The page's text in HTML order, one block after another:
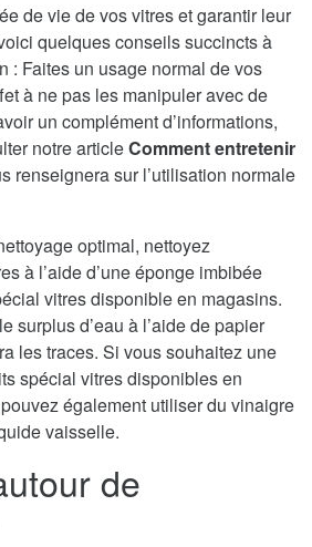
de vie de vos vitres et garantir leur
quelques conseils succincts à
: Faites un usage normal de vos
à ne pas les manipuler avec de
un complément d’informations,
notre articleComment entretenir
renseignera sur l’utilisation normale
optimal, nettoyez
à l’aide d’une éponge imbibée
vitres disponible en magasins.
surplus d’eau à l’aide de papier
les traces. Si vous souhaitez une
spécial vitres disponibles en
également utiliser du vinaigre
vaisselle.
de